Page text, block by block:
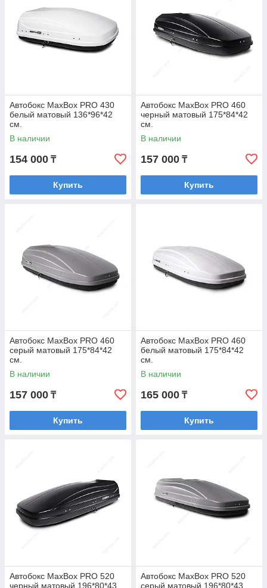
Автобокс MaxBox PRO 430
белый матовый 136*96*42​​​​​​​
см.
В наличии
154 000 ₸
Купить
Автобокс MaxBox PRO 460
черный матовый 175*84*42
см.
В наличии
157 000 ₸
Купить
Автобокс MaxBox PRO 460
серый матовый 175*84*42
см.
В наличии
157 000 ₸
Купить
Автобокс MaxBox PRO 460
белый матовый 175*84*42
см.
В наличии
165 000 ₸
Купить
Автобокс MaxBox PRO 520
черный матовый 196*80*43
Автобокс MaxBox PRO 520
серый матовый 196*80*43